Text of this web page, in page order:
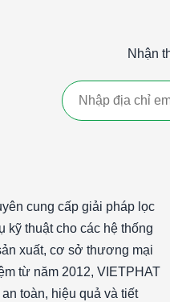
cũng như cải thiện chất
Nhận
cung cấp giải pháp lọc
kỹ thuật cho các hệ thống
xuất, cơ sở thương mại
từ năm 2012, VIETPHAT
toàn, hiệu quả và tiết